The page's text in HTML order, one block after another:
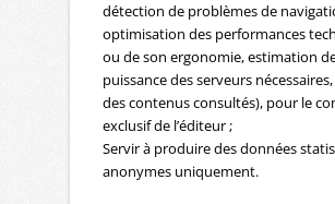
détection de problèmes de
optimisation des performances
ou de son ergonomie, estimation
puissance des serveurs
des contenus consultés), pour le
exclusif de l’éditeur ;
Servir à produire des données
anonymes uniquement.